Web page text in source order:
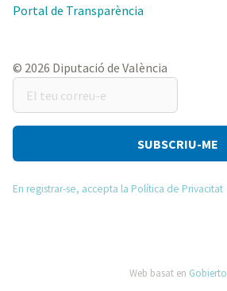
Portal de Transparència
© 2026 Diputació de València
teu
correu-
En registrar-se, accepta la Política de Privacitat
Web basat en Gobierto